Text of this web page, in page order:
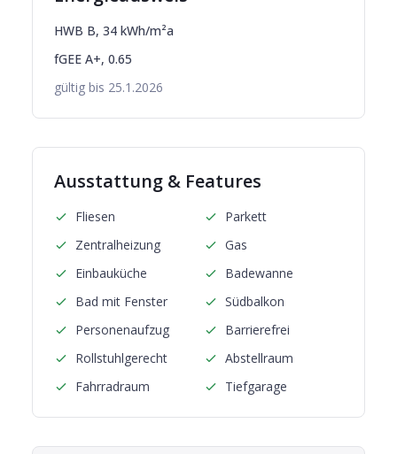
HWB B, 34 kWh/m²a
fGEE A+, 0.65
gültig bis 25.1.2026
Ausstattung & Features
Fliesen
Parkett
Zentralheizung
Gas
Einbauküche
Badewanne
Bad mit Fenster
Südbalkon
Personenaufzug
Barrierefrei
Rollstuhlgerecht
Abstellraum
Fahrradraum
Tiefgarage